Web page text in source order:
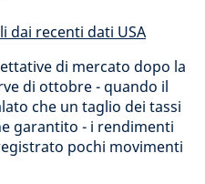
dai recenti dati USA
di mercato dopo la
di ottobre - quando il
che un taglio dei tassi
garantito - i rendimenti
pochi movimenti